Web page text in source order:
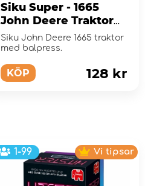
Siku Super - 1665
John Deere Traktor
med Balpress
Siku John Deere 1665 traktor
med balpress.
KÖP 128 kr
1-99 Vi tipsar